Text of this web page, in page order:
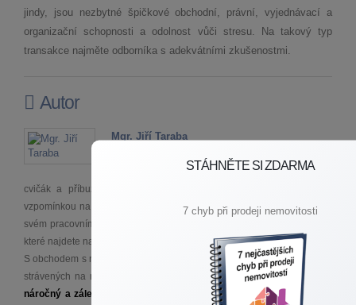
jindy, jsou nezbytné špičkové obchodní, právní, vyjednávací a
organizační schopnosti a odolnost vůči stresu. Na takový typ
transakce najměte odborníka s adekvátními zkušenostmi.
Autor
Mgr. Jiří Taraba
mnoho svého volného času, ve Zlosyni navštěvuji
cvičák a příbuzné, Nová Ves a Nelahozeves jsou pro mne milou
vzpomínkou na dětství. Všude v okolí mám své přátele a spolužáky. Ve
svém pracovním čase připravuji stále nové a nové informace pro Vás,
které najdete například v mém
S obchodem s realitami jsem začal až ve zralém věku po mnoha letech
strávených na různých manažerských pozicích. Protožejsem k sobě
náročný a záleží mi na kvalitě mé práce
, rozhodl jsem se spojit své
STÁHNĚTE SI ZDARMA
7 chyb při prodeji nemovitosti